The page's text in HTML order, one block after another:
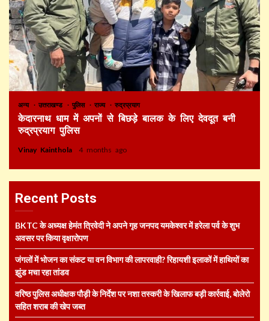
अन्य उत्तराखण्ड पुलिस राज्य रुद्रप्रयाग
केदारनाथ धाम में अपनों से बिछड़े बालक के लिए देवदूत बनी
रुद्रप्रयाग पुलिस
Vinay Kainthola 4 months ago
Recent Posts
BKTC के अध्यक्ष हेमंत त्रिवेदी ने अपने गृह जनपद यमकेश्वर में हरेला पर्व के शुभ
अवसर पर किया वृक्षारोपण
जंगलों में भोजन का संकट या वन विभाग की लापरवाही? रिहायशी इलाकों में हाथियों का
झुंड मचा रहा तांडव
वरिष्ठ पुलिस अधीक्षक पौड़ी के निर्देश पर नशा तस्करी के खिलाफ बड़ी कार्रवाई, बोलेरो
सहित शराब की खेप जब्त